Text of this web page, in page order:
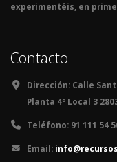
experimentéis, en
Contacto
Dirección: Calle
Planta 4º Local 3
Teléfono: 91 111 54
Email: